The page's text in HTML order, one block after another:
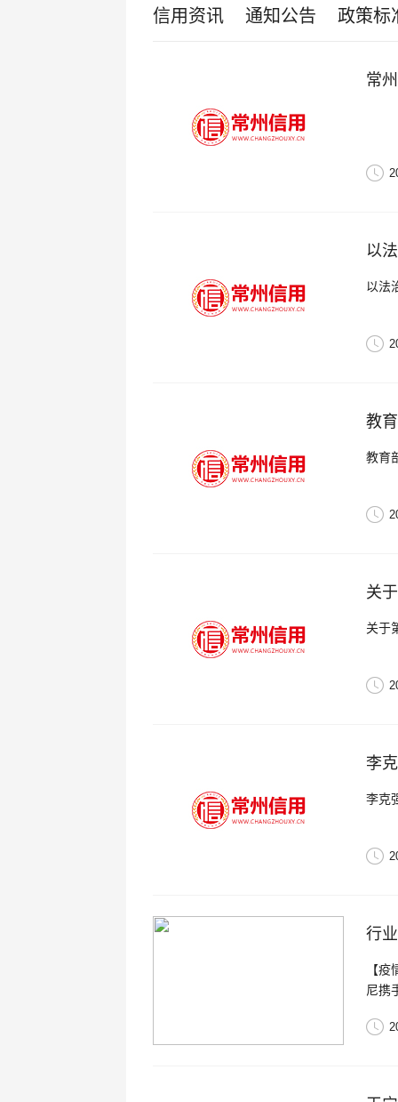
信用资讯 通知公告 政策标
常
以
以法
教
教育
关
关于
李
李克
行
【
尼携